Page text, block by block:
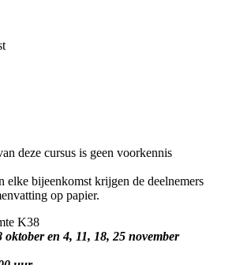
deze cursus is geen voorkennis
elke bijeenkomst krijgen de deelnemers
op papier.
K38
oktober en 4, 11, 18, 25 november